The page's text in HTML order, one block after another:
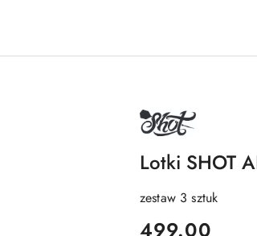
NAZWA
PRODUCENTA:
SHOT
Lotki SHOT
zestaw 3 sztuk
cena:
499.00